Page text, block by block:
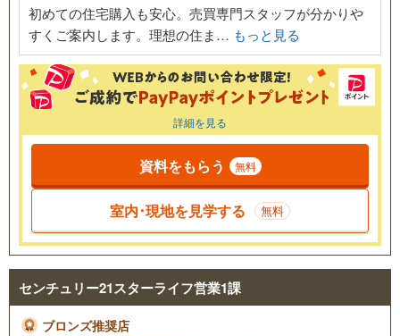
初めての住宅購入も安心。売買専門スタッフが分かりや
すくご案内します。理想の住ま… もっと見る
詳細を見る
資料をもらう 無料
室内･現地を見学する 無料
センチュリー21スターライフ営業1課
ブロンズ推奨店